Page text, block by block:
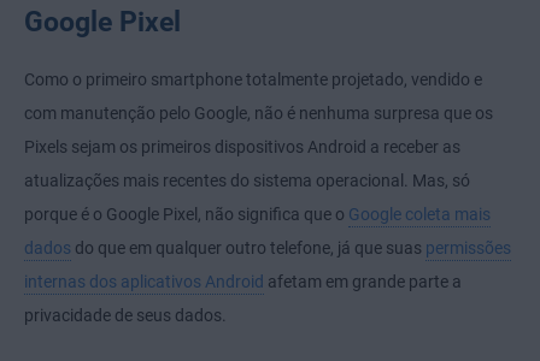
Google Pixel
Como o primeiro smartphone totalmente projetado, vendido e
com manutenção pelo Google, não é nenhuma surpresa que os
Pixels sejam os primeiros dispositivos Android a receber as
atualizações mais recentes do sistema operacional. Mas, só
porque é o Google Pixel, não significa que o Google coleta mais
dados do que em qualquer outro telefone, já que suas permissões
internas dos aplicativos Android afetam em grande parte a
privacidade de seus dados.